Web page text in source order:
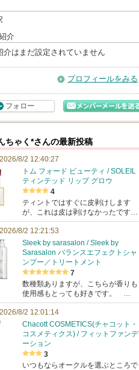
介
介はまだ設定されていません
プロフィールをみる
フォロー
ちゃく*さんの最新投稿
2026/8/2 12:40:27
トム フォード ビューティ / SOLEIL
ティンテッド リップ グロウ
4
ティントではすぐに皮剥けします
が、これは皮は剥けなかったです…
2026/8/2 12:21:53
Sleek by sarasalon / Sleek by
Sarasalon バランスエフェクトシャ
ンプー／トリートメント
7
数種類ありますが、こちらが香りも
使用感もとっても好きです。 …
2026/8/2 12:01:14
Chacott COSMETICS(チャコット・
コスメティクス) / フィットファンデ
ーション
3
いつもならオークルを選ぶところで